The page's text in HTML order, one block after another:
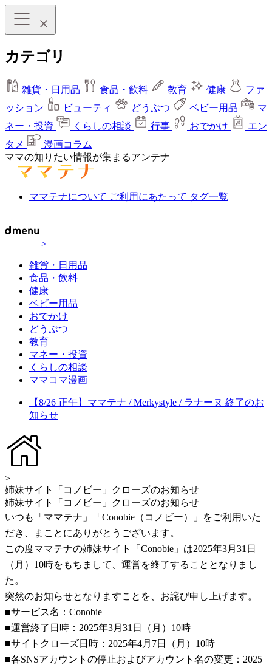
カテゴリ
雑貨・日用品 食品・飲料 教育 健康
ファ
ッション
ビューティ どうぶつ ベビー用品
マ
ネー・投資
くらしの相談 行事 おでかけ
エン
タメ
漫画コラム
ママの知りたい情報が集まるアンテナ
ママテナについて ご利用にあたって タグ一覧
>
雑貨・日用品
食品・飲料
健康
ベビー用品
おでかけ
どうぶつ
教育
マネー・投資
くらしの相談
ママコマ漫画
【8/26 正午】ママテナ / Merkystyle / ラナーヌ 終了のお
知らせ
>
姉妹サイト「コノビー」クローズのお知らせ
姉妹サイト「コノビー」クローズのお知らせ
いつも「ママテナ」「Conobie（コノビー）」をご利用いた
だき、まことにありがとうございます。
この度ママテナの姉妹サイト「Conobie」は2025年3月31日
（月）10時をもちまして、運営を終了することとなりまし
た。
突然のお知らせとなりますことを、お詫び申し上げます。
■サービス名：Conobie
■運営終了日時：2025年3月31日（月）10時
■サイトクローズ日時：2025年4月7日（月）10時
■各SNSアカウントの停止およびアカウント名の変更：2025